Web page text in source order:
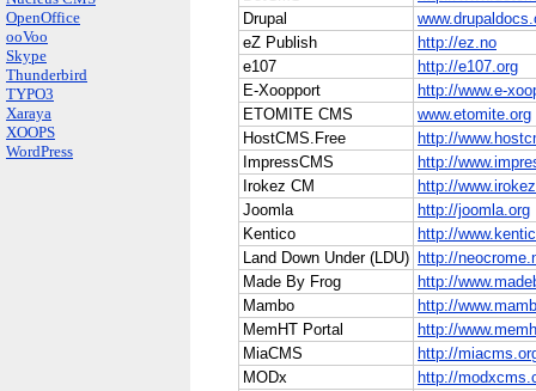
OpenOffice
ooVoo
Skype
Thunderbird
TYPO3
Xaraya
XOOPS
WordPress
Drupal
eZ Publish
http://ez.no
e107
http://e107.org
E-Xoopport
http://www.e-
ETOMITE CMS
www.etomite.org
HostCMS.Free
http://
ImpressCMS
http://
Irokez CM
http://
Joomla
http://joomla.org
Kentico
http://
Land Down Under (LDU) http://
Made By Frog
http://
Mambo
http://
MemHT Portal
http://
MiaCMS
http://
MODx
http://